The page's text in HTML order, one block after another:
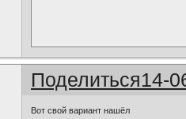
Поделиться14-
Вот свой вариант нашёл